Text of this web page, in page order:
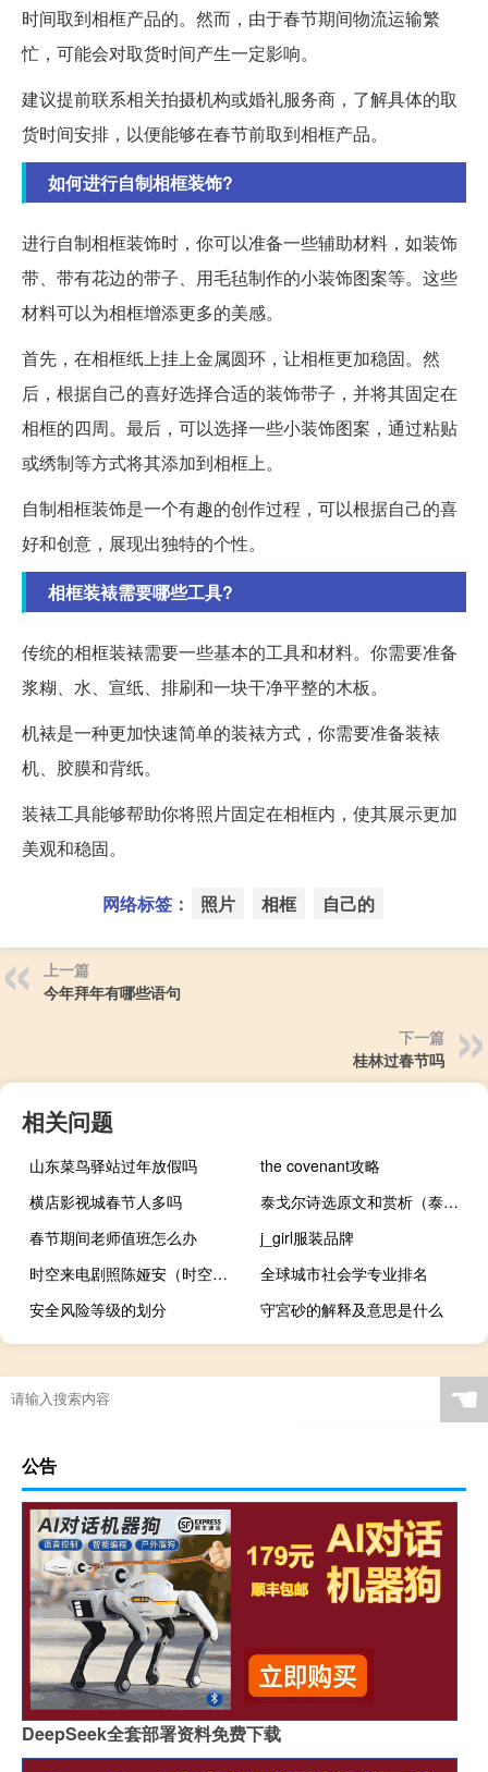
时间取到相框产品的。然而，由于春节期间物流运输繁
忙，可能会对取货时间产生一定影响。
建议提前联系相关拍摄机构或婚礼服务商，了解具体的取
货时间安排，以便能够在春节前取到相框产品。
如何进行自制相框装饰?
进行自制相框装饰时，你可以准备一些辅助材料，如装饰
带、带有花边的带子、用毛毡制作的小装饰图案等。这些
材料可以为相框增添更多的美感。
首先，在相框纸上挂上金属圆环，让相框更加稳固。然
后，根据自己的喜好选择合适的装饰带子，并将其固定在
相框的四周。最后，可以选择一些小装饰图案，通过粘贴
或绣制等方式将其添加到相框上。
自制相框装饰是一个有趣的创作过程，可以根据自己的喜
好和创意，展现出独特的个性。
相框装裱需要哪些工具?
传统的相框装裱需要一些基本的工具和材料。你需要准备
浆糊、水、宣纸、排刷和一块干净平整的木板。
机裱是一种更加快速简单的装裱方式，你需要准备装裱
机、胶膜和背纸。
装裱工具能够帮助你将照片固定在相框内，使其展示更加
美观和稳固。
网络标签： 照片 相框 自己的
上一篇
今年拜年有哪些语句
下一篇
桂林过春节吗
相关问题
山东菜鸟驿站过年放假吗
the covenant攻略
横店影视城春节人多吗
泰戈尔诗选原文和赏析（泰戈尔诗选原文）
春节期间老师值班怎么办
j_girl服装品牌
时空来电剧照陈娅安（时空来电剧情介绍）
全球城市社会学专业排名
安全风险等级的划分
守宮砂的解释及意思是什么
☚
公告
DeepSeek全套部署资料免费下载